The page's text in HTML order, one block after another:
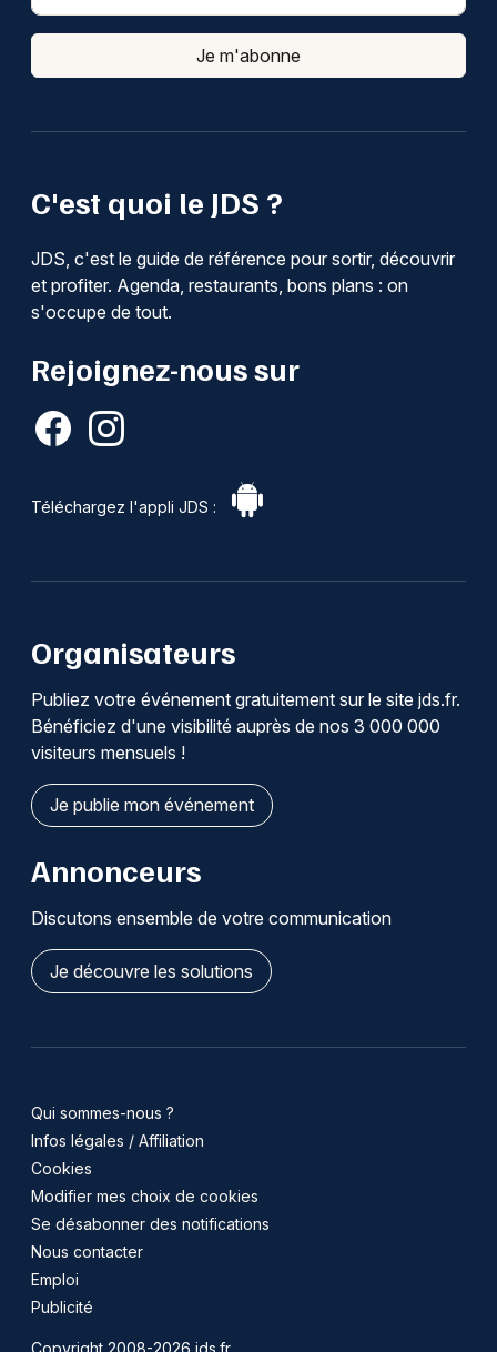
C'est quoi le JDS ?
JDS, c'est le guide de référence pour sortir, découvrir
et profiter. Agenda, restaurants, bons plans : on
s'occupe de tout.
Rejoignez-nous sur
Téléchargez l'appli JDS :
Je m'abonne
Organisateurs
Publiez votre événement gratuitement sur le site jds.fr.
Bénéficiez d'une visibilité auprès de nos 3 000 000
visiteurs mensuels !
Je publie mon événement
Annonceurs
Discutons ensemble de votre communication
Je découvre les solutions
Qui sommes-nous ?
Infos légales / Affiliation
Cookies
Modifier mes choix de cookies
Se désabonner des notifications
Nous contacter
Emploi
Publicité
Copyright 2008-2026 jds.fr